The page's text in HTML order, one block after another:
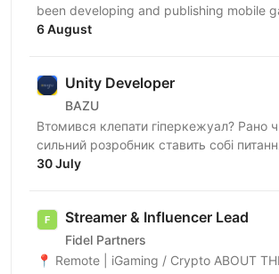
been developing and publishing mobile
2019. We are a team of professionals who
6 August
Unity Developer
BAZU
Втомився клепати гіперкежуал? Рано чи пізно кожен
сильний розробник ставить собі
роблю, справді має значення?». Якщо
30 July
Streamer & Influencer Lead
Fidel Partners
📍 Remote | iGaming / Crypto ABOUT THE COMPANY